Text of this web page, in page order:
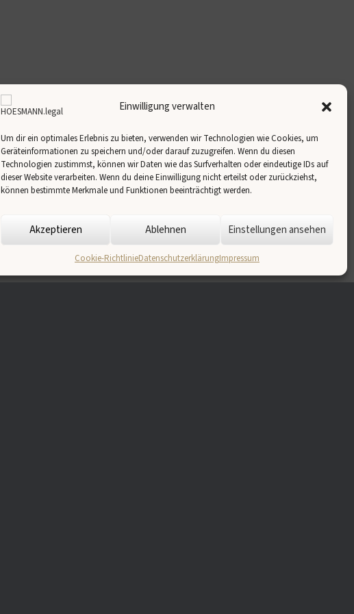
Einwilligung verwalten
Um dir ein optimales Erlebnis zu bieten, verwenden wir Technologien wie Cookies, um
Geräteinformationen zu speichern und/oder darauf zuzugreifen. Wenn du diesen
Technologien zustimmst, können wir Daten wie das Surfverhalten oder eindeutige IDs auf
dieser Website verarbeiten. Wenn du deine Einwilligung nicht erteilst oder zurückziehst,
können bestimmte Merkmale und Funktionen beeinträchtigt werden.
Akzeptieren Ablehnen Einstellungen ansehen
Cookie-RichtlinieDatenschutzerklärungImpressum